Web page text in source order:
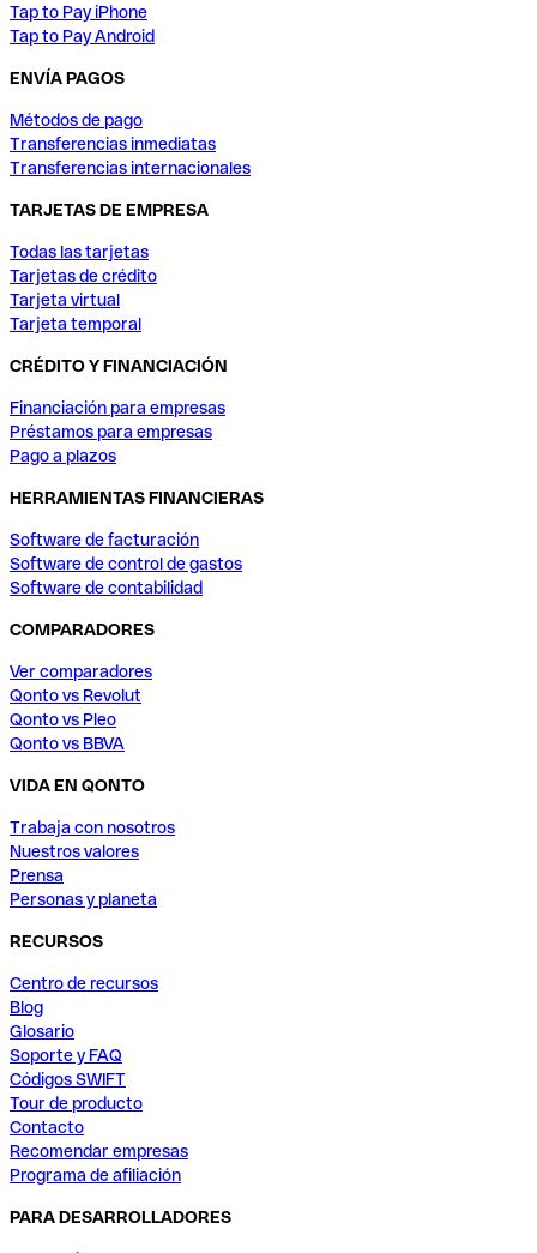
Tap to Pay iPhone
Tap to Pay Android
ENVÍA PAGOS
Métodos de pago
Transferencias inmediatas
Transferencias internacionales
TARJETAS DE EMPRESA
Todas las tarjetas
Tarjetas de crédito
Tarjeta virtual
Tarjeta temporal
CRÉDITO Y FINANCIACIÓN
Financiación para empresas
Préstamos para empresas
Pago a plazos
HERRAMIENTAS FINANCIERAS
Software de facturación
Software de control de gastos
Software de contabilidad
COMPARADORES
Ver comparadores
Qonto vs Revolut
Qonto vs Pleo
Qonto vs BBVA
VIDA EN QONTO
Trabaja con nosotros
Nuestros valores
Prensa
Personas y planeta
RECURSOS
Centro de recursos
Blog
Glosario
Soporte y FAQ
Códigos SWIFT
Tour de producto
Contacto
Recomendar empresas
Programa de afiliación
PARA DESARROLLADORES